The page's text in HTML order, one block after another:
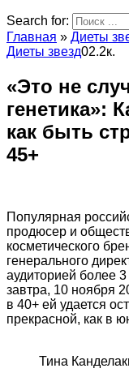
Search for:
Главная » Диеты
Диеты звезд02.2к.
«Это не
генетика»:
как быть
45+
Популярная
продюсер и
косметического
генерального
аудиторией более
завтра, 10 ноября
в 40+ ей удается
прекрасной, как в
Тина